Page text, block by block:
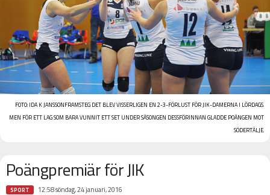
FOTO: IDA K JANSSONFRAMSTEG DET BLEV VISSERLIGEN EN 2-3-FÖRLUST FÖR JIK-DAMERNA I LÖRDAGS.
MEN FÖR ETT LAG SOM BARA VUNNIT ETT SET UNDER SÄSONGEN DESSFÖRINNAN GLADDE POÄNGEN MOT
SÖDERTÄLJE.
Poängpremiär för JIK
SPORT 12:58 söndag, 24 januari, 2016